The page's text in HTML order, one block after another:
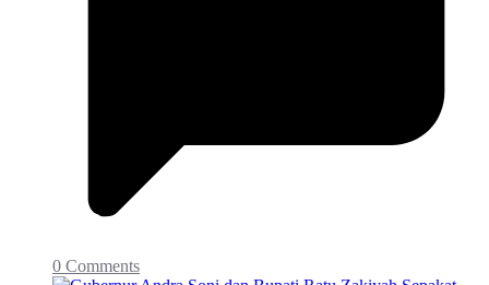
0 Comments